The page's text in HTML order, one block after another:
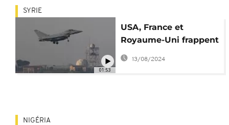
01:53
SYRIE
USA, France et
Royaume-Uni frappent
la Syrie, 100 missiles
tirés
13/08/2024
NIGÉRIA